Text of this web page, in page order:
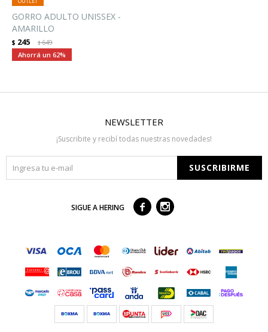
GORRO ADULTO UNISSEX -
AMARILLO
$ 245 $649
62
NEWSLETTER
¡Suscribite y recibí todas nuestras novedades!
SUSCRIBIRME
SIGUE A HERING  